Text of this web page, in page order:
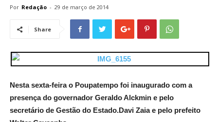
Por Redação - 29 de março de 2014
Share
Nesta sexta-feira o Poupatempo foi inaugurado com a
presença do governador Geraldo Alckmin e pelo
secretário de Gestão do Estado.Davi Zaia e pelo prefeito